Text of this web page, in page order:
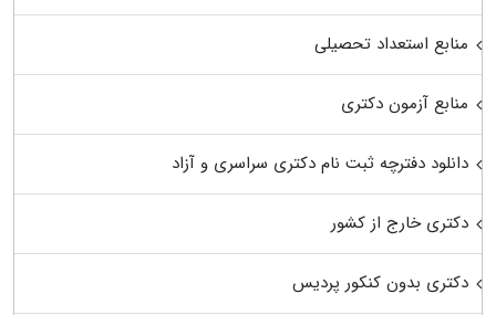
منابع استعداد تحصیلی
منابع آزمون دکتری
دانلود دفترچه ثبت نام دکتری سراسری و آزاد
دکتری خارج از کشور
دکتری بدون کنکور پردیس